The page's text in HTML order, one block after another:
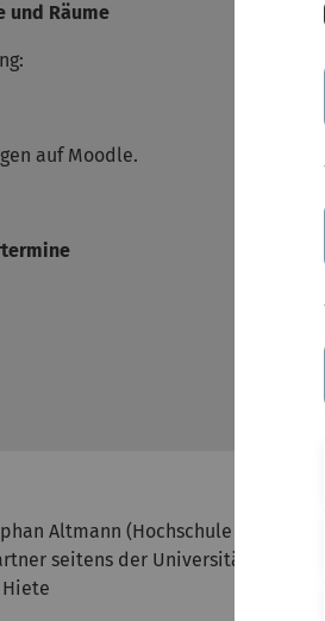
und Räume
auf Moodle.
Altmann (Hochschule Mannheim)
seitens der Universität Ulm: Prof.